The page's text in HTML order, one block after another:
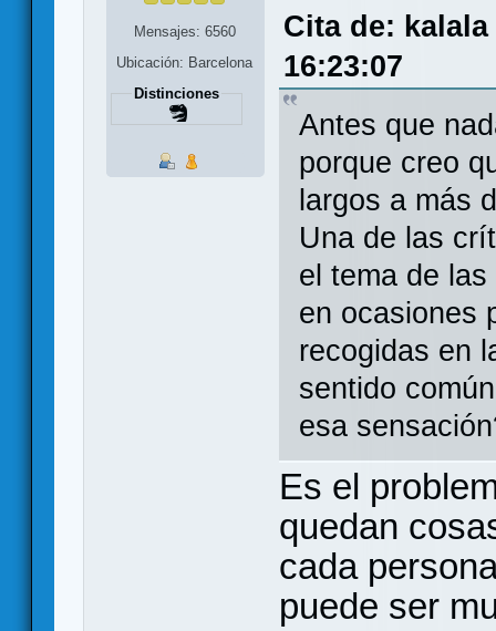
Mensajes: 6560
Ubicación: Barcelona
Distinciones
Cita de:
16:23:07
Antes que
porque creo
largos a más
Una de las
el tema de
en ocasiones
recogidas en
sentido
esa
Es el
quedan
cada
puede ser